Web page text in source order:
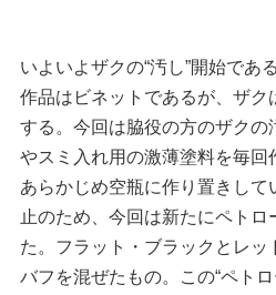
いよいよザクの“汚し”開始である
作品はビネットであるが、ザク
する。今回は脇役の方のザクの
やスミ入れ用の激薄塗料を毎回
あらかじめ空瓶に作り置きし
止のため、今回は新たにペトロ
た。フラット・ブラックとレ
バフを混ぜたもの。この“ペト